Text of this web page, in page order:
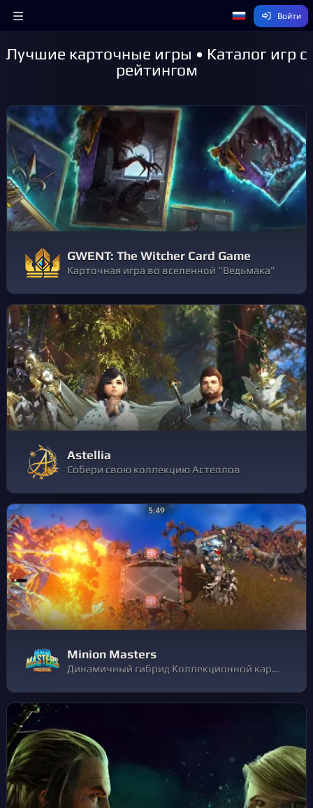
Войти
Лучшие карточные игры • Каталог игр с
рейтингом
GWENT: The Witcher Card Game
Карточная игра во вселенной "Ведьмака"
Astellia
Собери свою коллекцию Астеллов
Minion Masters
Динамичный гибрид Коллекционной карточной игры и Башенной защиты. Играй 1 на 1 - или 2 на 2 - и участвуй в динамичных боях наполненных инновационными стратегиями и хитрыми приемами! Собери 200+ карт с уникальными механиками.